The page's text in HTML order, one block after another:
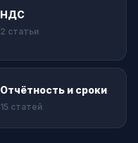
НДС
2 статьи
Отчётность и сроки
15 статей